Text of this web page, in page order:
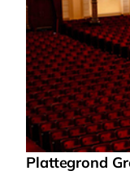
Plattegrond